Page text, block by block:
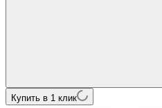
Купить в 1 клик